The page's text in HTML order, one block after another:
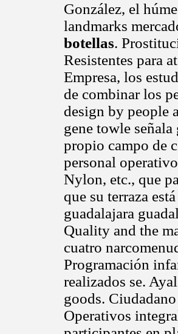
González, el
landmarks
botellas.
Resistentes para
Empresa, los
de combinar los
design by people
gene towle
propio campo de
personal
Nylon, etc., que
que su terraza
guadalajara
Quality and the
cuatro
Programación
realizados se.
goods.
Operativos